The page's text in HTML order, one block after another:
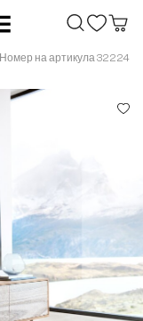
Номер на артикула 32224